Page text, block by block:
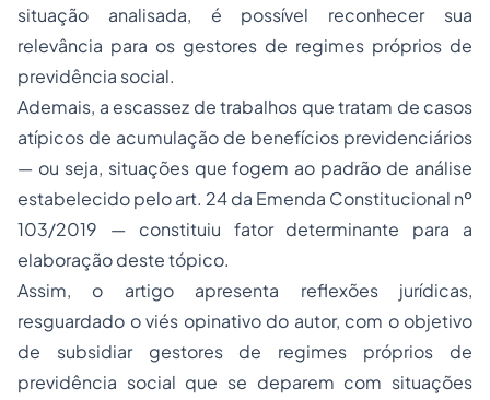
situação analisada, é possível reconhecer sua
relevância para os gestores de regimes próprios de
previdência social.
Ademais, a escassez de trabalhos que tratam de casos
atípicos de acumulação de benefícios previdenciários
— ou seja, situações que fogem ao padrão de análise
estabelecido pelo art. 24 da Emenda Constitucional nº
103/2019 — constituiu fator determinante para a
elaboração deste tópico.
Assim, o artigo apresenta reflexões jurídicas,
resguardado o viés opinativo do autor, com o objetivo
de subsidiar gestores de regimes próprios de
previdência social que se deparem com situações